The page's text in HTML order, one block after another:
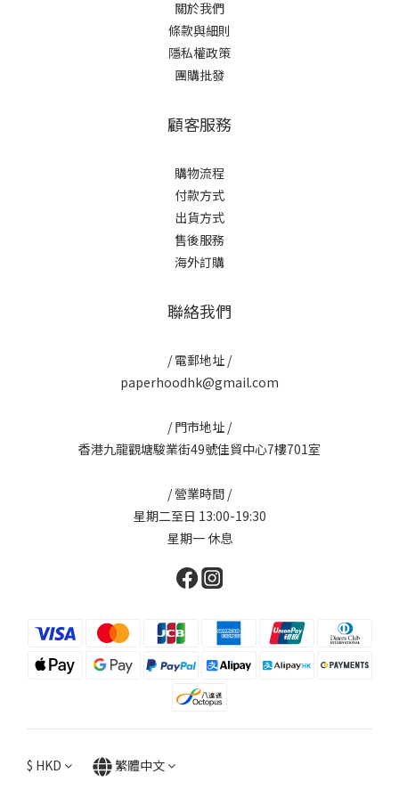
關於我們
條款與細則
隱私權政策
團購批發
顧客服務
購物流程
付款方式
出貨方式
售後服務
海外訂購
聯絡我們
/ 電郵地址 /
paperhoodhk@gmail.com
/ 門市地址 /
香港九龍觀塘駿業街49號佳貿中心7樓701室
/ 營業時間 /
星期二至日 13:00-19:30
星期一 休息
$ HKD 繁體中文